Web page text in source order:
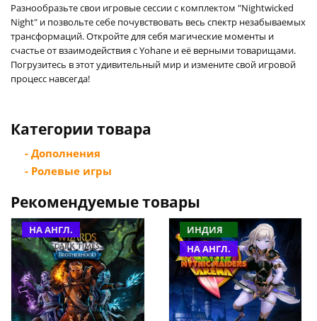
Разнообразьте свои игровые сессии с комплектом "Nightwicked
Night" и позвольте себе почувствовать весь спектр незабываемых
трансформаций. Откройте для себя магические моменты и
счастье от взаимодействия с Yohane и её верными товарищами.
Погрузитесь в этот удивительный мир и измените свой игровой
процесс навсегда!
Категории товара
- Дополнения
- Ролевые игры
Рекомендуемые товары
НА АНГЛ.
ИНДИЯ
НА АНГЛ.